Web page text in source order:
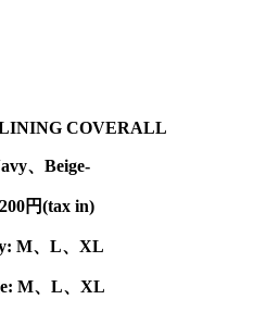
COVERALL
、Beige-
円(tax in)
M、 L、XL
M、 L、XL